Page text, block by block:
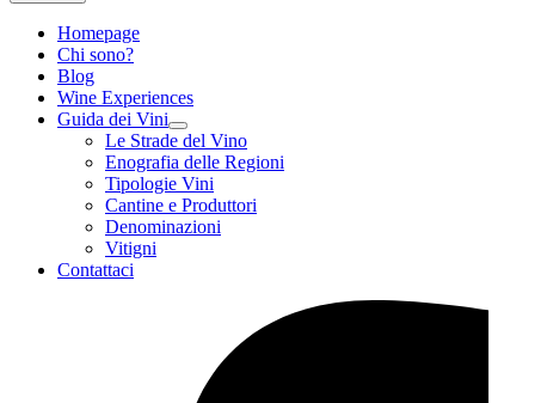
Homepage
Chi sono?
Blog
Wine Experiences
Guida dei Vini
Le Strade del Vino
Enografia delle Regioni
Tipologie Vini
Cantine e Produttori
Denominazioni
Vitigni
Contattaci